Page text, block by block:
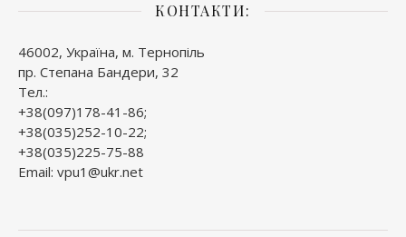
КОНТАКТИ:
46002, Україна, м. Тернопіль
пр. Степана Бандери, 32
Тел.:
+38(097)178-41-86;
+38(035)252-10-22;
+38(035)225-75-88
Email: vpu1@ukr.net